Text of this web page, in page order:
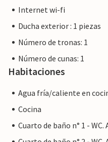
montón de actividades y
cercana es adecuada para
suave pendiente que
gustan más las olas
diríjase a la playa de Sa
Millor, con su atractivo
selección de bares,
minutos de la villa. Para
localidad y disfrutar de
Internet wi-fi
Ducha exterior : 1 piezas
Número de tronas: 1
Número de cunas: 1
Habitaciones
Agua fría/caliente en
Cocina
Cuarto de baño n° 1 -